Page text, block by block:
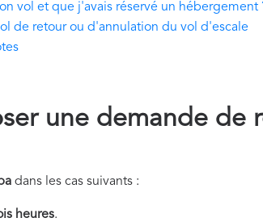
vol et que j'avais réservé un hébergement
de retour ou d'annulation du vol d'escale
une demande de
dans les cas suivants :
heures.